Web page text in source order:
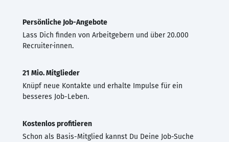
Persönliche Job-Angebote
Lass Dich finden von Arbeitgebern und über 20.000
Recruiter·innen.
21 Mio. Mitglieder
Knüpf neue Kontakte und erhalte Impulse für ein
besseres Job-Leben.
Kostenlos profitieren
Schon als Basis-Mitglied kannst Du Deine Job-Suche